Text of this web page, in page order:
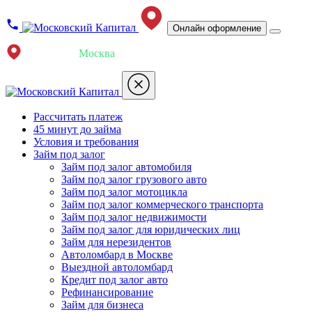
Онлайн оформление
Москва
Рассчитать платеж
45 минут до займа
Условия и требования
Займ под залог
Займ под залог автомобиля
Займ под залог грузового авто
Займ под залог мотоцикла
Займ под залог коммерческого транспорта
Займ под залог недвижимости
Займ под залог для юридических лиц
Займ для нерезидентов
Автоломбард в Москве
Выездной автоломбард
Кредит под залог авто
Рефинансирование
Займ для бизнеса